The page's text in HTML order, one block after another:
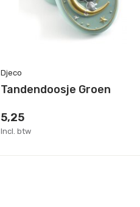
Djeco
Tandendoosje Groen
5,25
Incl. btw